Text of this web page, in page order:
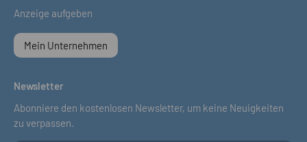
Anzeige aufgeben
Mein Unternehmen
Newsletter
Abonniere den kostenlosen Newsletter, um keine Neuigkeiten
zu verpassen.